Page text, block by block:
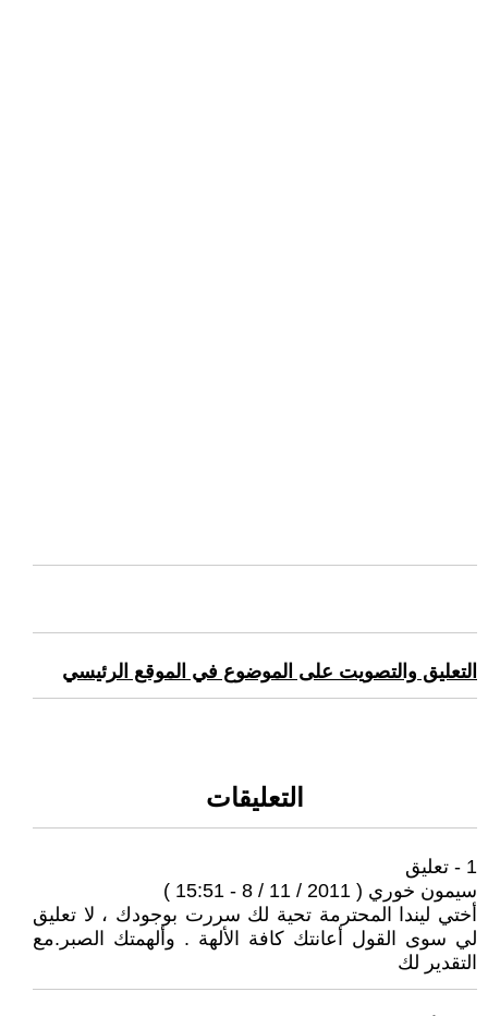
التعليق والتصويت على الموضوع في الموقع الرئيسي
التعليقات
1 - تعليق
سيمون خوري ( 2011 / 11 / 8 - 15:51 )
أختي ليندا المحترمة تحية لك سررت بوجودك ، لا تعليق
لي سوى القول أعانتك كافة الألهة . وألهمتك الصبر.مع
التقدير لك